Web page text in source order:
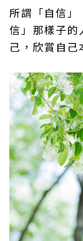
所謂「自信」
信」那樣子的
己，欣賞自己